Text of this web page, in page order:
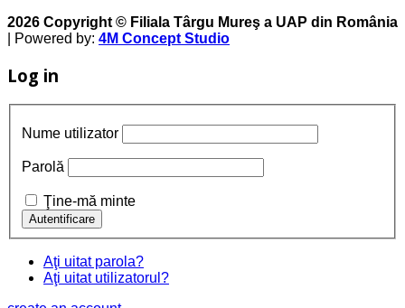
2026 Copyright © Filiala Târgu Mureş a UAP din România
| Powered by: 4M Concept Studio
Log in
Nume utilizator
Parolă
Ţine-mă minte
Aţi uitat parola?
Aţi uitat utilizatorul?